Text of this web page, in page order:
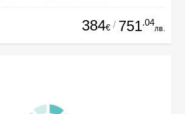
384€ / 751.04
лв.